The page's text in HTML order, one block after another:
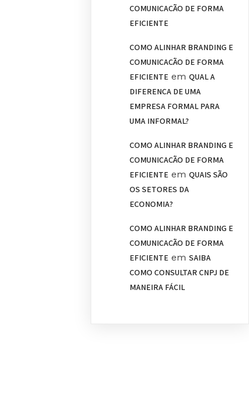
COMUNICAÇÃO DE FORMA
EFICIENTE
COMO ALINHAR BRANDING E
COMUNICAÇÃO DE FORMA
EFICIENTE emQUAL A
DIFERENÇA DE UMA
EMPRESA FORMAL PARA
UMA INFORMAL?
COMO ALINHAR BRANDING E
COMUNICAÇÃO DE FORMA
EFICIENTE emQUAIS SÃO
OS SETORES DA
ECONOMIA?
COMO ALINHAR BRANDING E
COMUNICAÇÃO DE FORMA
EFICIENTE emSAIBA
COMO CONSULTAR CNPJ DE
MANEIRA FÁCIL